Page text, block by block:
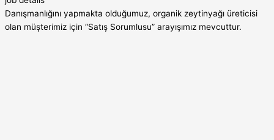
Danışmanlığını yapmakta olduğumuz, organik zeytinyağı üreticisi
olan müşterimiz için “Satış Sorumlusu” arayışımız mevcuttur.